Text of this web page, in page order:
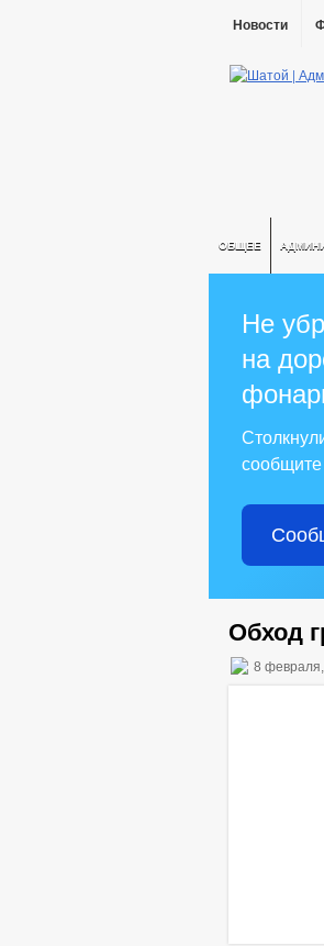
Новости
ОБЩЕЕ
Не
на
сообщите
Обход
8